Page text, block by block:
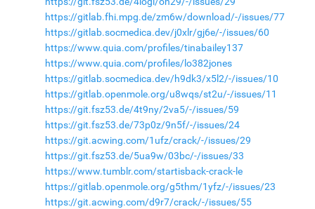
https://gitlab.fhi.mpg.de/zm6w/download/-/issues/77
https://gitlab.socmedica.dev/j0xlr/gj6e/-/issues/60
https://www.quia.com/profiles/tinabailey137
https://www.quia.com/profiles/lo382jones
https://gitlab.socmedica.dev/h9dk3/x5l2/-/issues/10
https://gitlab.openmole.org/u8wqs/st2u/-/issues/11
https://git.fsz53.de/4t9ny/2va5/-/issues/59
https://git.fsz53.de/73p0z/9n5f/-/issues/24
https://git.acwing.com/1ufz/crack/-/issues/29
https://git.fsz53.de/5ua9w/03bc/-/issues/33
https://www.tumblr.com/startisback-crack-le
https://gitlab.openmole.org/g5thm/1yfz/-/issues/23
https://git.acwing.com/d9r7/crack/-/issues/55